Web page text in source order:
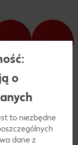
o
to niezbędne
dane z